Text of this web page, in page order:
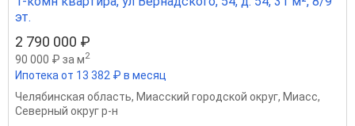
эт.
2 790 000 ₽
90 000 ₽ за м2
Ипотека от 13 382 ₽ в месяц
Челябинская область, Миасский городской округ, Миасс,
Северный округ р-н